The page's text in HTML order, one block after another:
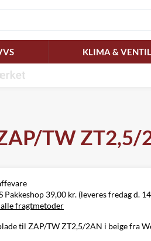
KLIMA &
TW ZT2,5/
Pakkeshop 39,00 kr. (leveres fredag d.
alle fragtmetoder
Pris Leveres
til ZAP/TW ZT2,5/2AN i beige fra